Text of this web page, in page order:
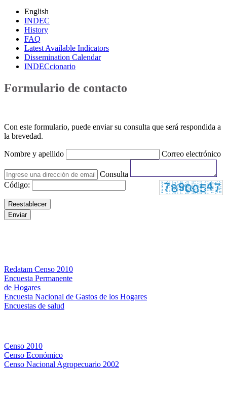
English
INDEC
History
FAQ
Latest Available Indicators
Dissemination Calendar
INDECcionario
Formulario de contacto
Con este formulario, puede enviar su consulta que será respondida a
la brevedad.
Nombre y apellido Correo electrónico
Consulta
Código:
Redatam Censo 2010
Encuesta Permanente
de Hogares
Encuesta Nacional de Gastos de los Hogares
Encuestas de salud
Censo 2010
Censo Económico
Censo Nacional Agropecuario 2002